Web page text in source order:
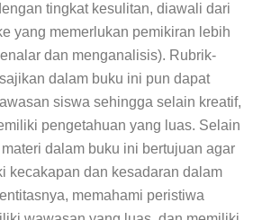
tingkat kesulitan, diawali dari
yang memerlukan pemikiran lebih
dan menganalisis). Rubrik-
dalam buku ini pun dapat
siswa sehingga selain kreatif,
pengetahuan yang luas. Selain
dalam buku ini bertujuan agar
kecakapan dan kesadaran dalam
memahami peristiwa